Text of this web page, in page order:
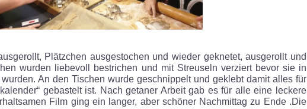
Plätzchen ausgestochen und wieder geknetet, ausgerollt und
wurden liebevoll bestrichen und mit Streuseln verziert bevor sie in
An den Tischen wurde geschnippelt und geklebt damit alles für
gebastelt ist. Nach getaner Arbeit gab es für alle eine leckere
Film ging ein langer, aber schöner Nachmittag zu Ende .Die